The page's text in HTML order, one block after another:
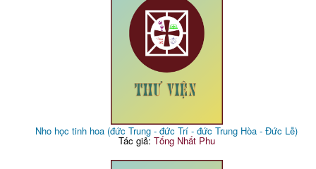
Nho học tinh hoa (đức Trung - đức Trí - đức Trung Hòa - Đức Lễ)
Tác giả: Tống Nhất Phu